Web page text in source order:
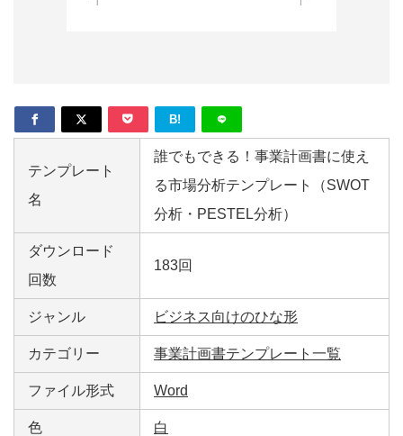
B!
テンプレート
名
誰でもできる！事業計画書に使え
る市場分析テンプレート（SWOT
分析・PESTEL分析）
ダウンロード
回数
183回
ジャンル ビジネス向けのひな形
カテゴリー 事業計画書テンプレート一覧
ファイル形式 Word
色 白